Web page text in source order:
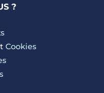
?
Cookies